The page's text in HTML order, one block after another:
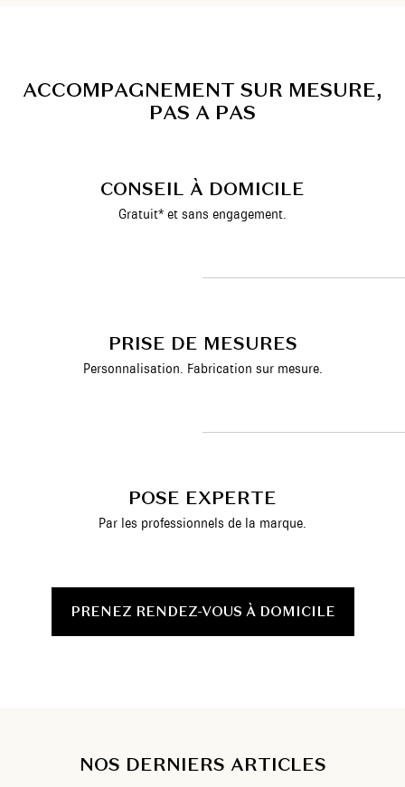
ACCOMPAGNEMENT SUR MESURE,
PAS A PAS
CONSEIL À DOMICILE
Gratuit* et sans engagement.
PRISE DE MESURES
Personnalisation. Fabrication sur mesure.
POSE EXPERTE
Par les professionnels de la marque.
PRENEZ RENDEZ-VOUS À DOMICILE
NOS DERNIERS ARTICLES